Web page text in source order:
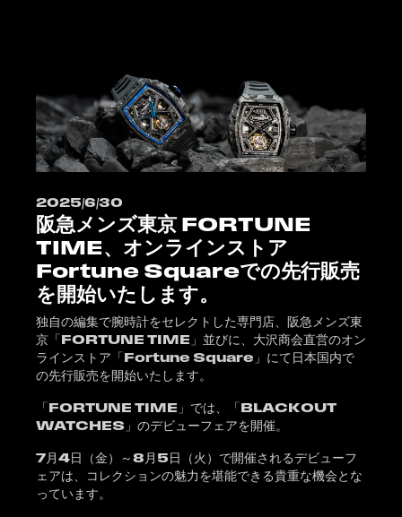
2025/6/30
阪急メンズ東京 FORTUNE
TIME、オンラインストア
Fortune Squareでの先行販売
を開始いたします。
独自の編集で腕時計をセレクトした専門店、阪急メンズ東
京「FORTUNE TIME」並びに、大沢商会直営のオン
ラインストア「Fortune Square 」にて日本国内で
の先行販売を開始いたします。
「FORTUNE TIME」では、「BLACKOUT
WATCHES」のデビューフェアを開催。
7月4日（金）～8月5日（火）で開催されるデビューフ
ェアは、コレクションの魅力を堪能できる貴重な機会とな
っています。